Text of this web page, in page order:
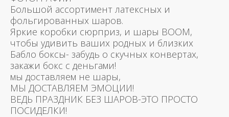
Большой ассортимент латексных и
фольгированных шаров.
Яркие коробки сюрприз, и шары BOOM,
чтобы удивить ваших родных и близких
Бабло боксы- забудь о скучных конвертах,
закажи бокс с деньгами!
мы доставляем не шары,
МЫ ДОСТАВЛЯЕМ ЭМОЦИИ!
ВЕДЬ ПРАЗДНИК БЕЗ ШАРОВ-ЭТО ПРОСТО
ПОСИДЕЛКИ!